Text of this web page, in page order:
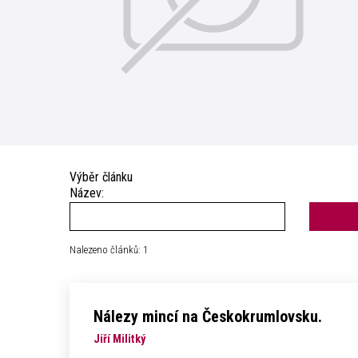
Výběr článku
Název:
Nalezeno článků: 1
Nálezy mincí na Českokrumlovsku.
Jiří Militký